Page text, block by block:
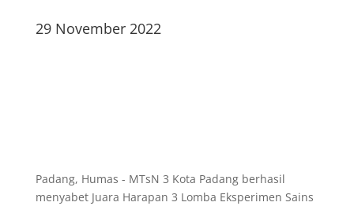
29 November 2022
Padang, Humas - MTsN 3 Kota Padang berhasil
menyabet Juara Harapan 3 Lomba Eksperimen Sains